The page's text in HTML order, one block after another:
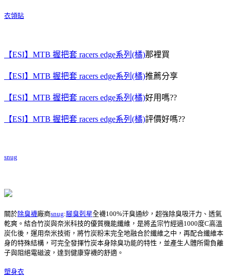
衣領貼
【ESI】MTB 握把套 racers edge系列(橘)那裡買
【ESI】MTB 握把套 racers edge系列(橘)推薦分享
【ESI】MTB 握把套 racers edge系列(橘)好用嗎??
【ESI】MTB 握把套 racers edge系列(橘)評價好嗎??
snug
關於除臭襪廠商snug:腳臭剋星全襪100%汗臭通紗，超強除臭吸汗力、透氣
乾爽。結合竹炭與奈米科技的優質機能纖維，是將孟宗竹經過1000度C高溫
炭化後，運用奈米技術，將竹炭粉末完全地融合於纖維之中，再配合纖維本
身的特殊結構，可完全發揮竹炭本身除臭功能的特性，並產生人體所需負離
子與阻絕電磁波，達到健康穿襪的舒適。
塑身衣